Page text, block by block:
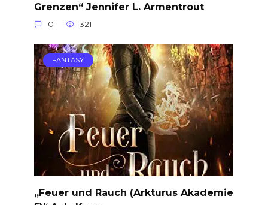
Grenzen“ Jennifer L. Armentrout
0 321
FANTASY
„Feuer und Rauch (Arkturus Akademie